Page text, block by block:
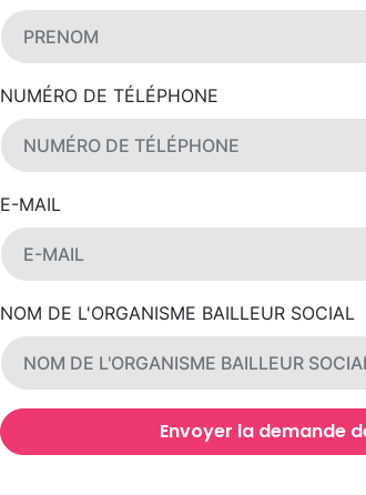
NUMÉRO DE TÉLÉPHONE
E-MAIL
NOM DE L'ORGANISME BAILLEUR SOCIAL
Envoyer la demande